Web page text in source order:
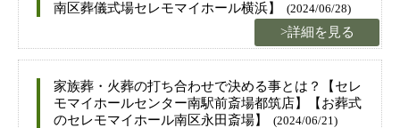
南区葬儀式場セレモマイホール横浜】
(2024/06/28)
>詳細を見る
家族葬・火葬の打ち合わせで決める事とは？【セレ
モマイホールセンター南駅前斎場都筑店】【お葬式
のセレモマイホール南区永田斎場】
(2024/06/21)